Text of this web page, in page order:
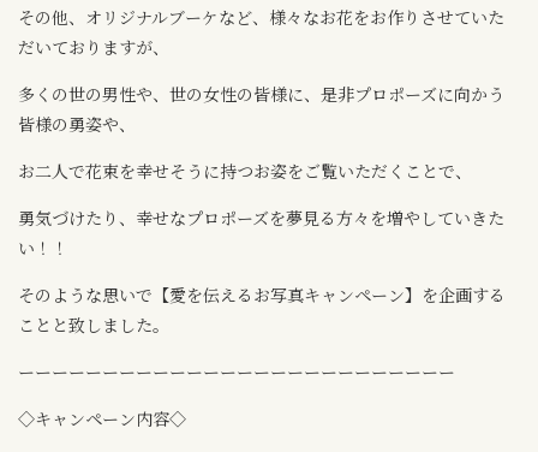
その他、オリジナルブーケなど、様々なお花をお作りさせていた
だいておりますが、
多くの世の男性や、世の女性の皆様に、是非プロポーズに向かう
皆様の勇姿や、
お二人で花束を幸せそうに持つお姿をご覧いただくことで、
勇気づけたり、幸せなプロポーズを夢見る方々を増やしていきた
い！！
そのような思いで【愛を伝えるお写真キャンペーン】を企画する
ことと致しました。
ーーーーーーーーーーーーーーーーーーーーーーーーーー
◇キャンペーン内容◇